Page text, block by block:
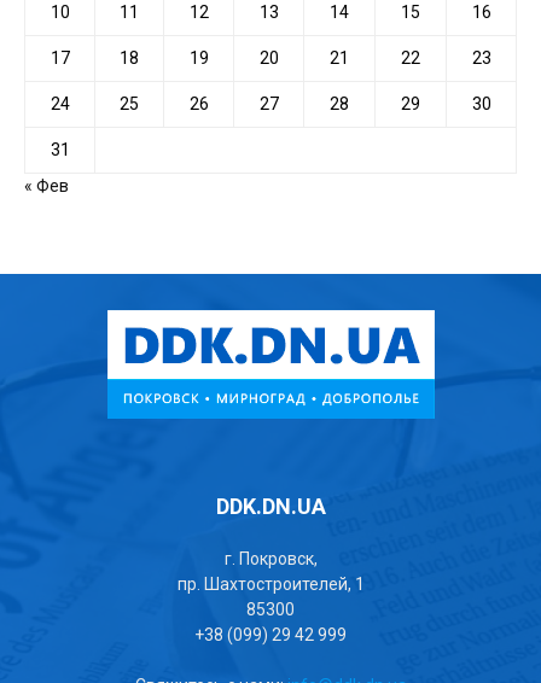
10 11 12 13 14 15 16
17 18 19 20 21 22 23
24 25 26 27 28 29 30
31
« Фев
DDK.DN.UA
г. Покровск,
пр. Шахтостроителей, 1
85300
+38 (099) 29 42 999